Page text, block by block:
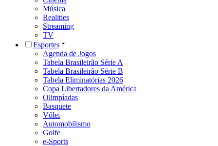
Música
Realities
Streaming
TV
Esportes
Agenda de Jogos
Tabela Brasileirão Série A
Tabela Brasileirão Série B
Tabela Eliminatórias 2026
Copa Libertadores da América
Olimpíadas
Basquete
Vôlei
Automobilismo
Golfe
e-Sports